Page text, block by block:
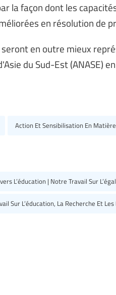
la façon dont les
en résolution de
en outre mieux
du Sud-Est (ANASE)
Action Et Sensibilisation En
L’éducation | Notre Travail Sur
Sur L’éducation, La Recherche Et